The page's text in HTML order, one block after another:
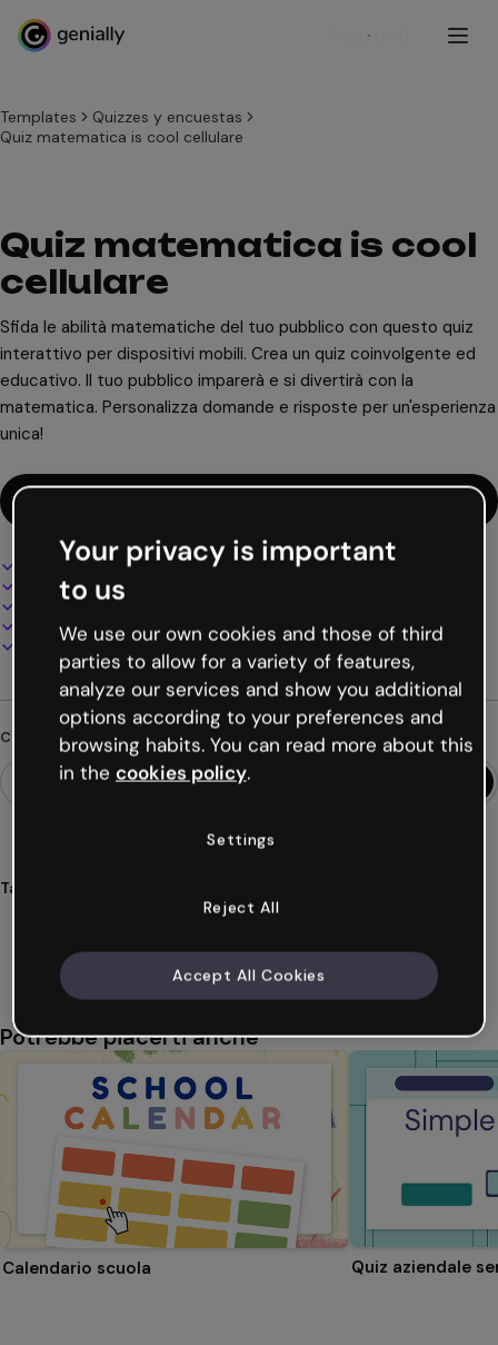
Registrati
Templates
Quizzes y encuestas
Quiz matematica is cool cellulare
Quiz matematica is cool
cellulare
Sfida le abilità matematiche del tuo pubblico con questo quiz
interattivo per dispositivi mobili. Crea un quiz coinvolgente ed
educativo. Il tuo pubblico imparerà e si divertirà con la
matematica. Personalizza domande e risposte per un'esperienza
unica!
Design interattivo e animato
100% personalizzabile
Aggiungi audio, video e multimedia
Presenta, condividi o pubblica online
Scarica in PDF, MP4 e altri formati
Cerchi qualcosa di diverso?
Tags
sfide quiz
Potrebbe piacerti anche
Calendario scuola Quiz aziendale
Your privacy is important
to us
We use our own cookies and those of third
parties to allow for a variety of features,
analyze our services and show you additional
options according to your preferences and
browsing habits. You can read more about this
in the cookies policy.
Settings
Reject All
Accept All Cookies